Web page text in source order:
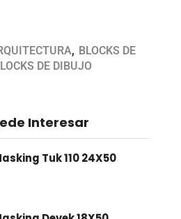
, BLOCKS DE
DE DIBUJO
Interesar
Tuk 110 24X50